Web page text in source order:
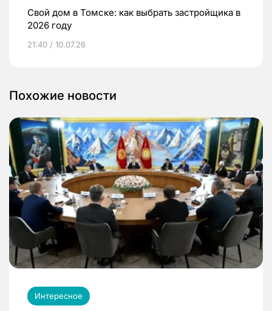
Свой дом в Томске: как выбрать застройщика в
2026 году
21:40 / 10.07.26
Похожие новости
Интересное